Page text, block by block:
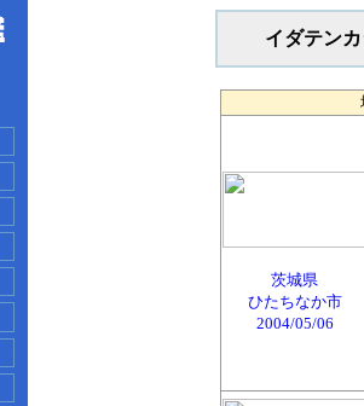
イダテン
茨城県
ひたちなか市
2004/05/06